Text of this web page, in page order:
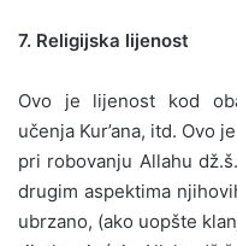
7. Religijska lijenost
Ovo je lijenost kod
učenja Kur’ana, itd. Ovo
pri robovanju Allahu
drugim aspektima
ubrzano, (ako uopšte